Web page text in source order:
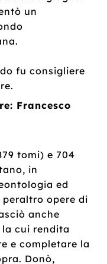
un
fu consigliere
Francesco
tomi) e 704
in
ed
opere di
anche
cui rendita
e completare la
Donò,